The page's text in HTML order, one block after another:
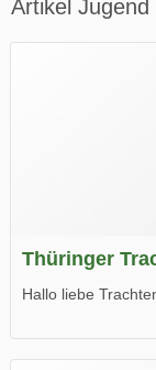
Artikel Jugend
Thüringer
Hallo liebe
Wir wünschen